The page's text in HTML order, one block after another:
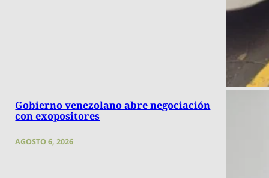
Gobierno venezolano abre negociación
con exopositores
AGOSTO 6, 2026